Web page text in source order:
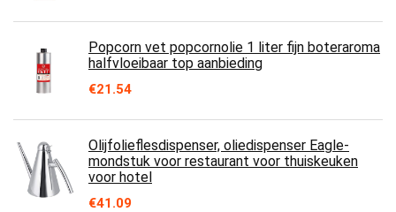
Popcorn vet popcornolie 1 liter fijn boteraroma
halfvloeibaar top aanbieding
€21.54
Olijfolieflesdispenser, oliedispenser Eagle-
mondstuk voor restaurant voor thuiskeuken
voor hotel
€41.09